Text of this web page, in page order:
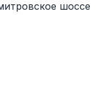
шоссе